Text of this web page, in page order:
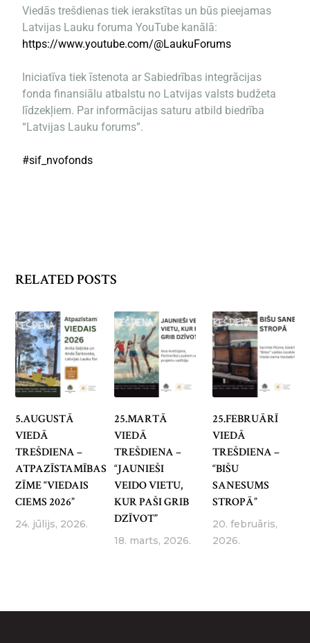
Viedās trešdienas tiek ierakstītas un būs pieejamas
Latvijas Lauku foruma YouTube kanālā:
https://www.youtube.com/@LaukuForums
Iniciatīva tiek īstenota ar Sabiedrības integrācijas
fonda finansiālu atbalstu no Latvijas valsts budžeta
līdzekļiem. Par informācijas saturu atbild biedrība
“Latvijas Lauku forums”.
#sif_nvofonds
RELATED POSTS
5.AUGUSTĀ
VIEDĀ
TREŠDIENA –
ATPAZĪSTAMĪBAS
ZĪME “VIEDAIS
CIEMS 2026”
24. jūlijs, 2026.
25.MARTĀ
VIEDĀ
TREŠDIENA –
“JAUNIEŠI
VEIDO VIETU,
KUR PAŠI GRIB
DZĪVOT”
18. marts, 2026.
25.FEBRUĀRĪ
VIEDĀ
TREŠDIENA –
“BIŠU
SANESUMS
STROPĀ”
20. februāris,
2026.